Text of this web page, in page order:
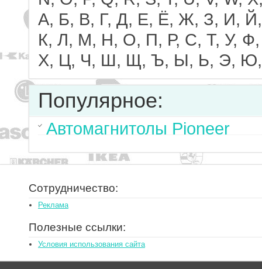
А, Б, В, Г, Д, Е, Ё, Ж, З, И, Й,
К, Л, М, Н, О, П, Р, С, Т, У, Ф,
Х, Ц, Ч, Ш, Щ, Ъ, Ы, Ь, Э,
Популярное:
Автомагнитолы Pioneer
Сотрудничество:
Реклама
Полезные ссылки:
Условия использования сайта